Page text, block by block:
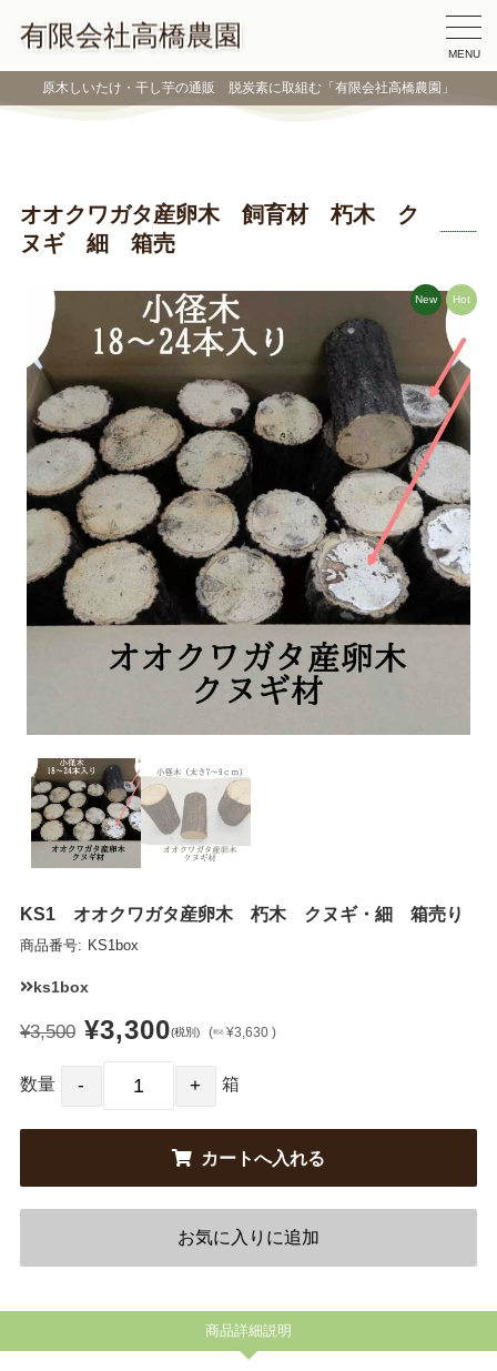
MENU
有限会社高橋農園
原木しいたけ・干し芋の通販 脱炭素に取組む「有限会社高橋農園」
オオクワガタ産卵木 飼育材 朽木 ク
ヌギ 細 箱売
New Hot
KS1 オオクワガタ産卵木 朽木 クヌギ・細 箱売り
商品番号: KS1box
ks1box
¥3,500¥3,300(税別) (税込 ¥3,630 )
数量 箱
商品詳細説明